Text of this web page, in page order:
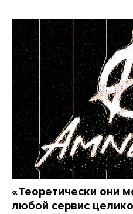
«Теоретически они
любой сервис